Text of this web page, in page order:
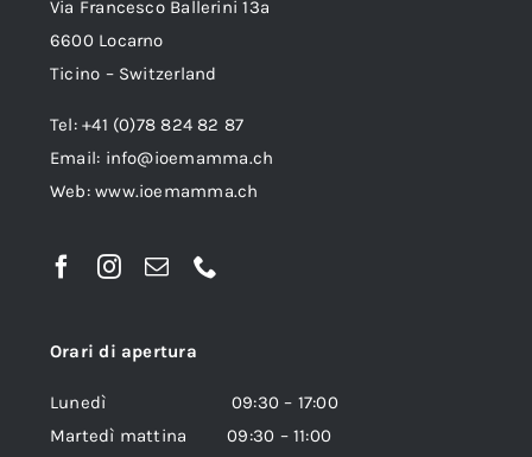
Via Francesco Ballerini 13a
6600 Locarno
Ticino – Switzerland
Tel: +41 (0)78 824 82 87
Email: info@ioemamma.ch
Web:www.ioemamma.ch
Orari di apertura
Lunedì 09:30 – 17:00
Martedì mattina 09:30 – 11:00